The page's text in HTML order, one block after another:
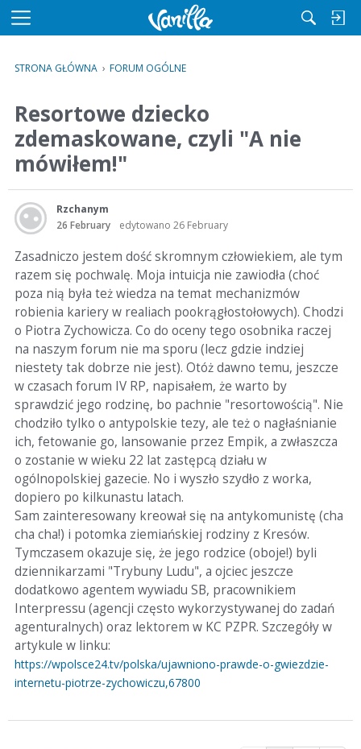
M
u
STRONA GŁÓWNA › FORUM OGÓLNE
Resortowe dziecko
zdemaskowane, czyli "A nie
mówiłem!"
Rzchanym
26 February
edytowano 26 February
Zasadniczo jestem dość skromnym człowiekiem, ale tym
razem się pochwalę. Moja intuicja nie zawiodła (choć
poza nią była też wiedza na temat mechanizmów
robienia kariery w realiach pookrągłostołowych). Chodzi
o Piotra Zychowicza. Co do oceny tego osobnika raczej
na naszym forum nie ma sporu (lecz gdzie indziej
niestety tak dobrze nie jest). Otóż dawno temu, jeszcze
w czasach forum IV RP, napisałem, że warto by
sprawdzić jego rodzinę, bo pachnie "resortowością". Nie
chodziło tylko o antypolskie tezy, ale też o nagłaśnianie
ich, fetowanie go, lansowanie przez Empik, a zwłaszcza
o zostanie w wieku 22 lat zastępcą działu w
ogólnopolskiej gazecie. No i wyszło szydło z worka,
dopiero po kilkunastu latach.
Sam zainteresowany kreował się na antykomunistę (cha
cha cha!) i potomka ziemiańskiej rodziny z Kresów.
Tymczasem okazuje się, że jego rodzice (oboje!) byli
dziennikarzami "Trybuny Ludu", a ojciec jeszcze
dodatkowo agentem wywiadu SB, pracownikiem
Interpressu (agencji często wykorzystywanej do zadań
agenturalnych) oraz lektorem w KC PZPR. Szczegóły w
artykule w linku:
https://wpolsce24.tv/polska/ujawniono-prawde-o-gwiezdzie-
internetu-piotrze-zychowiczu,67800